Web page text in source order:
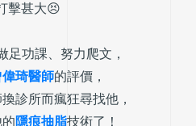
擊甚大😣
足功課、努力爬文，
偉琦醫師的評價，
診所而瘋狂尋找他，
隱痕抽脂技術了！